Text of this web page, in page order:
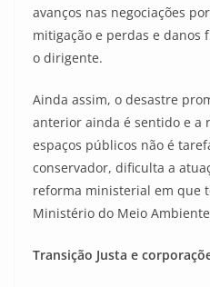
avanços nas negociações
mitigação e perdas e danos
o dirigente.
Ainda assim, o desastre
anterior ainda é sentido e a
espaços públicos não é
conservador, dificulta a
reforma ministerial em que
Ministério do Meio
Transição Justa e